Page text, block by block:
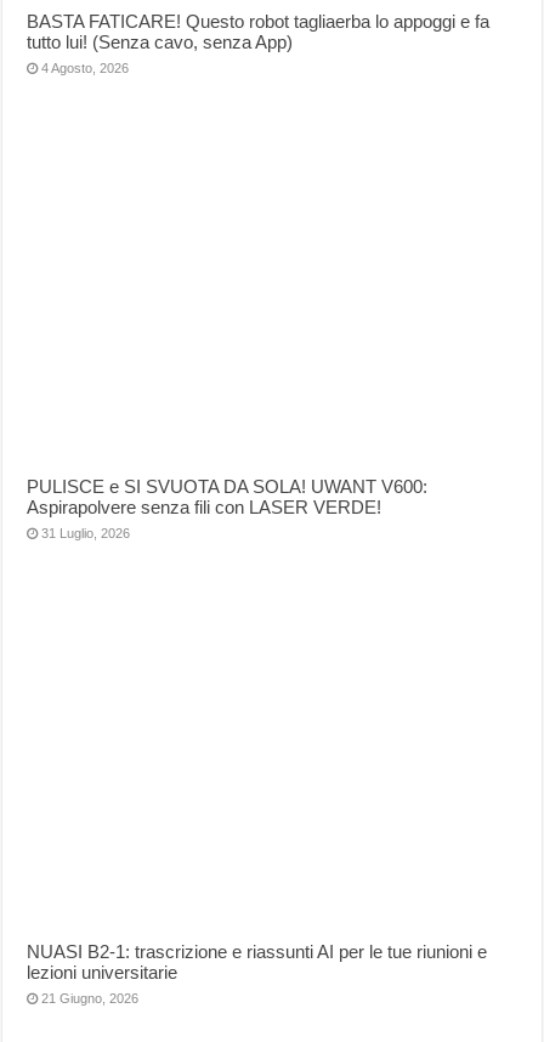
BASTA FATICARE! Questo robot tagliaerba lo appoggi e fa
tutto lui! (Senza cavo, senza App)
4 Agosto, 2026
PULISCE e SI SVUOTA DA SOLA! UWANT V600:
Aspirapolvere senza fili con LASER VERDE!
31 Luglio, 2026
NUASI B2-1: trascrizione e riassunti AI per le tue riunioni e
lezioni universitarie
21 Giugno, 2026